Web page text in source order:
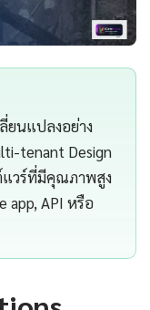
ยนแปลงอย่าง
tenant Design
วร์ที่มีคุณภาพสูง
app, API หรือ